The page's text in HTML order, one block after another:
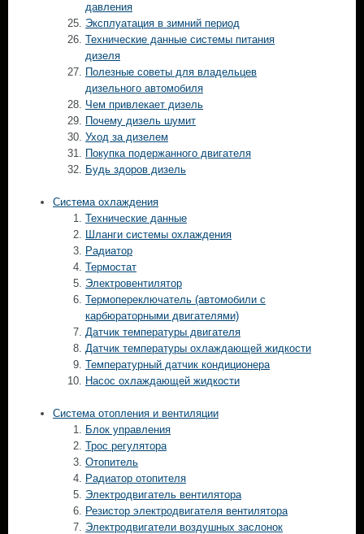
давления
Эксплуатация в зимний период
Технические данные системы питания
дизеля
Полезные советы для владельцев
дизельного автомобиля
Чем привлекает дизель
Почему дизель шумит
Уход за дизелем
Покупка подержанного двигателя
Будь здоров дизель
Система охлаждения
Технические данные
Шланги системы охлаждения
Радиатор
Термостат
Электровентилятор
Термопереключатель (автомобили с
карбюраторными двигателями)
Датчик температуры двигателя
Датчик температуры охлаждающей жидкости
Температурный датчик кондиционера
Насос охлаждающей жидкости
Система отопления и вентиляции
Блок управления
Трос регулятора
Отопитель
Радиатор отопителя
Электродвигатель вентилятора
Резистор электродвигателя вентилятора
Электродвигатели воздушных заслонок